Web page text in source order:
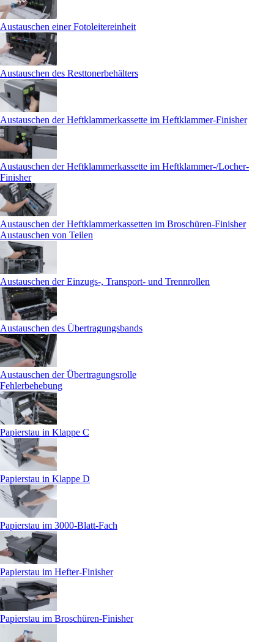
Austauschen einer Fotoleitereinheit
Austauschen des Resttonerbehälters
Austauschen der Heftklammerkassette im Heftklammer-Finisher
Austauschen der Heftklammerkassette im Heftklammer-/Locher-
Finisher
Austauschen der Heftklammerkassetten im Broschüren-Finisher
Austauschen von Teilen
Austauschen der Einzugs-, Transport- und Trennrollen
Austauschen des Übertragungsbands
Austauschen der Übertragungsrolle
Fehlerbehebung
Papierstau in Klappe C
Papierstau in Klappe D
Papierstau im 3000-Blatt-Fach
Papierstau im Hefter-Finisher
Papierstau im Broschüren-Finisher